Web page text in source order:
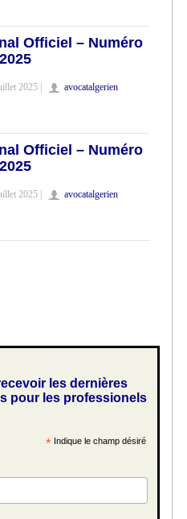
Officiel – Numéro
2025 | avocatalgerien
Officiel – Numéro
2025 | avocatalgerien
les dernières
pour les professionels
*Indique le champ désiré